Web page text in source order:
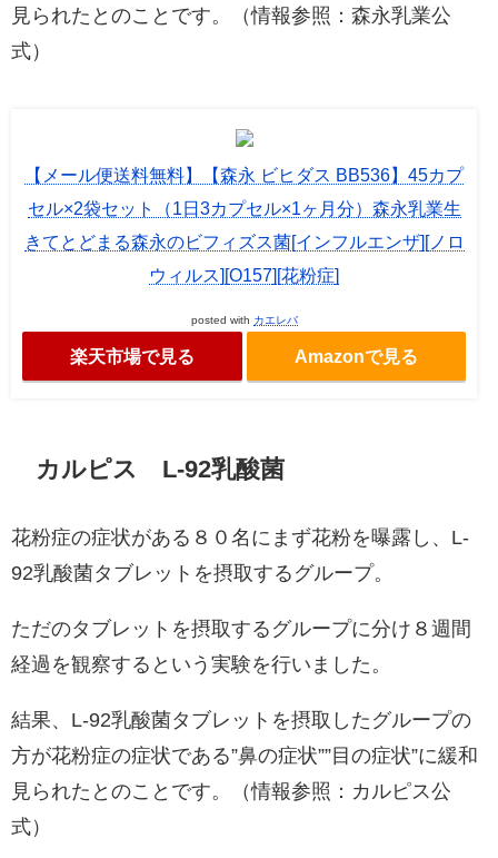
見られたとのことです。（情報参照： 森永乳業公
式）
【メール便送料無料】【森永 ビヒダス BB536】45カプ
セル×2袋セット（1日3カプセル×1ヶ月分）森永乳業生
きてとどまる森永のビフィズス菌[インフルエンザ][ノロ
ウィルス][O157][花粉症]
posted with カエレバ
楽天市場で見る Amazonで見る
カルピス L-92乳酸菌
花粉症の症状がある８０名にまず花粉を曝露し、L-
92乳酸菌タブレットを摂取するグループ。
ただのタブレットを摂取するグループに分け８週間
経過を観察するという実験を行いました。
結果、L-92乳酸菌タブレットを摂取したグループの
方が花粉症の症状である”鼻の症状””目の症状”に緩和
見られたとのことです。（情報参照： カルピス公
式）